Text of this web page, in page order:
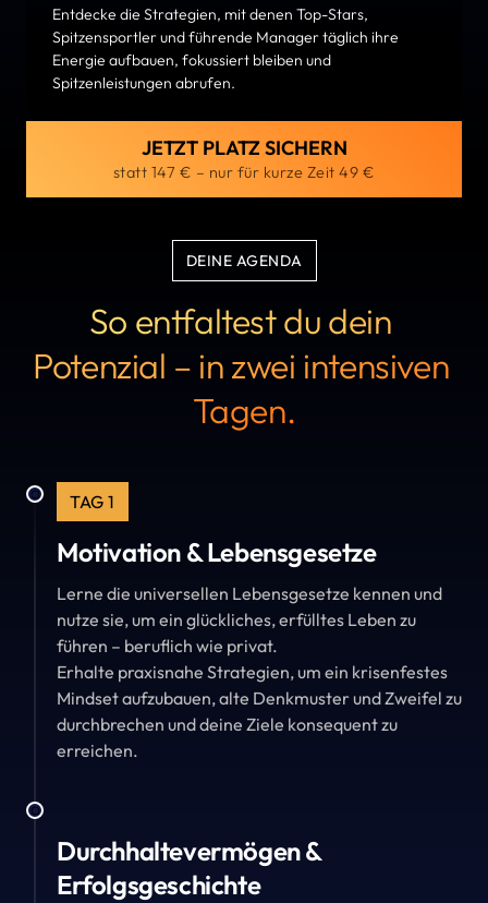
Entdecke die Strategien, mit denen Top-Stars,
Spitzensportler und führende Manager täglich ihre
Energie aufbauen, fokussiert bleiben und
Spitzenleistungen abrufen.
JETZT PLATZ SICHERN
statt 147 € – nur für kurze Zeit 49 €
DEINE AGENDA
So entfaltest du dein
Potenzial – in zwei intensiven
Tagen.
TAG 1
Motivation & Lebensgesetze
Lerne die universellen Lebensgesetze kennen und
nutze sie, um ein glückliches, erfülltes Leben zu
führen – beruflich wie privat.
Erhalte praxisnahe Strategien, um ein krisenfestes
Mindset aufzubauen, alte Denkmuster und Zweifel zu
durchbrechen und deine Ziele konsequent zu
erreichen.
Durchhaltevermögen &
Erfolgsgeschichte